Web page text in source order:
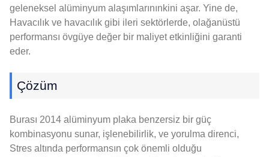
geleneksel alüminyum alaşımlarınınkini aşar. Yine de,
Havacılık ve havacılık gibi ileri sektörlerde, olağanüstü
performansı övgüye değer bir maliyet etkinliğini garanti
eder.
Çözüm
Burası 2014 alüminyum plaka benzersiz bir güç
kombinasyonu sunar, işlenebilirlik, ve yorulma direnci,
Stres altında performansın çok önemli olduğu